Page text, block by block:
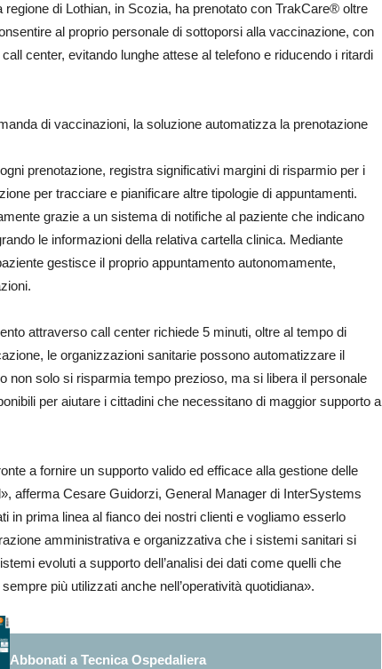
di Lothian, in Scozia, ha prenotato con TrakCare® oltre
al proprio personale di sottoporsi alla vaccinazione, con
center, evitando lunghe attese al telefono e riducendo i ritardi
di vaccinazioni, la soluzione automatizza la prenotazione
prenotazione, registra significativi margini di risparmio per i
per tracciare e pianificare altre tipologie di appuntamenti.
grazie a un sistema di notifiche al paziente che indicano
le informazioni della relativa cartella clinica. Mediante
gestisce il proprio appuntamento autonomamente,
attraverso call center richiede 5 minuti, oltre al tempo di
le organizzazioni sanitarie possono automatizzare il
non solo si risparmia tempo prezioso, ma si libera il personale
per aiutare i cittadini che necessitano di maggior supporto a
a fornire un supporto valido ed efficace alla gestione delle
afferma Cesare Guidorzi, General Manager di InterSystems
in prima linea al fianco dei nostri clienti e vogliamo esserlo
amministrativa e organizzativa che i sistemi sanitari si
evoluti a supporto dell’analisi dei dati come quelli che
più utilizzati anche nell’operatività quotidiana».
Abbonati a Tecnica Ospedaliera